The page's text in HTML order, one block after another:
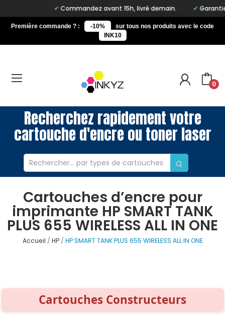
Commandez avant 15h, livré demain. Garantie
Première commande ? : -10%
sur tous nos produits avec le code
INK10
0
Recherchez rapidement votre
cartouche d'encre ou toner laser
Cartouches d’encre pour
imprimante HP SMART TANK
PLUS 655 WIRELESS ALL IN ONE
Accueil HP HP SMART TANK PLUS 655 WIRELESS ALL IN ONE
Cartouches Constructeurs